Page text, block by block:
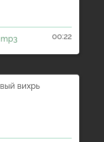
00:22
вихрь